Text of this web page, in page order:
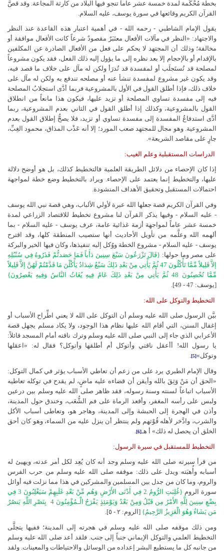
بخطة مُحْكَمة لمدة خمسة عشر عاماً تنجو فيها البلاد من كارثة المجاعة. وقد قصَّ
القرآن الكريم وقائعها في سورة يوسف، عليه السلام.
يقول الإمام الشاطبي - رحمه الله - في أهمية اعتبار هذه القاعدة عند النظر
والاجتهاد: «النظر في مآلات الأفعال معتَبَرٌ مقصودٌ شرعاً كانت الأفعال موافقة أو
مخالفة؛ وذلك أن المجتهد لا يحكم على فعل من الأفعال الصادرة عن المكلفين
بالإقدام أو بالإحجام إلا بعد نظره إلى ما يؤول إليه ذلك الفعل، فقد يكون مشروعاً
لمصلحة قد تُستَجلَب أو لمفسدة قد تُدرَأ ولكن له مآل على خلاف ما قصد فيه،
وقد يكون غير مشروع لمفسدة تنشأ عنه أو مصلحه تندفع به ولكن له مآل على
خلاف ذلك، فإذا أطلق القول في الأول بالمشروعية فربما أدَّى استجلابُ المصلحة
فيه إلى مفسدة تساوي المصلحة أو تزيد عليها، فيكون هذا مانعاً من انطلاق
القول بالمشروعية، وكذلك إذا أطلق القول في الثاني بعدم المشروعية، ربما
أدَّى استدفاعُ المفسدة إلى مفسدة تساوي أو تزيد، فلا يصحُّ إطلاق القول بعدم
المشروعية. وهو مجال للمجتهد صعب المورد؛ إلا أنه عَذْب المذاق، محمود الغِبِّ،
جارٍ على مقاصد الشريعة».
الدراسات المستقبلية وعلم الغيب:
إذا كان الإحصاء من دلائل الطريقة العلمية فالتخطيط كذلك، بل هو أوضح دلالة
عليها، والتخطيط إنما يعتمد على الإحصاء. ويراد بالتخطيط وضع خطة لمواجهة
احتمالات المستقبل وتحقيق الأهداف المنشودة.
وفي القرآن الكريم قصة جعلها الله عبرة لأولي الألباب، وهي قصة نبي الله يوسف
- عليه السلام - وفيها يذكر القرآن لنا مشروع تخطيط للاقتصاد الزراعي لمدة
خمسة عشر عاماً لمواجهة أزمة غذائية عامة، عرف يوسف - عليه السلام - بما
ألهمه الله وعلَّمه من تأويل الأحاديث أنها ستصيب المنطقة كلها، وقد اقترح
يوسف - عليه السلام - مشروع الخطة ووُكل إليه تنفيذها، وكان فيها الخير والبركة
على مصر وما حولها: {قَالَ تَزْرَعُونَ سَبْعَ سِنِينَ دَأَباً فَمَا حَصَدتُّمْ فَذَرُوهُ فِي سُنْبُلِهِ
إلاَّ قَلِيلاً مِّمَّا تَأْكُلُونَ 47 ثُمَّ يَأْتِي مِنْ بَعْدِ ذَلِكَ سَبْعٌ شِدَادٌ يَأْكُلْنَ مَا قَدَّمْتُمْ لَهُنَّ إلاَّ قَلِيلاً
مِّمَّا تُحْصِنُونَ 48 ثُمَّ يَأْتِي مِنْ بَعْدِ ذَلِكَ عَامٌ فِيهِ يُغَاثُ النَّاسُ وَفِيهِ يَعْصِرُونَ}
[يوسف: 47 - 49]
.
التخطيط والتوكل على الله:
بيَّن الرسول صلى الله عليه وسلم أن التوكل على الله لا يعني اطِّراح الأسباب أو
إغفال السنن، التي أقام الله عليها نظام هذا الوجود، ولا يكاد مسلم يجهل قصة
الأعرابي الذي جاء إلى النبي صلى الله عليه وسلم وترك ناقته أمام المسجد قائلاً:
يا رسول الله! أأعقل ناقتي وأتوكل أم أطلقها وأتوكل؟ فقال له: «اعقلها
وتوكل»[5]
.
وقال الإمام الطبري يرد على من زعم أن تعاطي الأسباب يؤثر في كمال التوكل:
«الحق أن مَنْ وَثِقَ بالله وأيقن أن قضاءه عليه ماضٍ، لم يقدح في توكله تعاطيه
الأسباب اتباعاً لسنته وسنة رسوله، فقد ظاهر صلى الله عليه وسلم بين درعين
ولبس على رأسه المغفر، وأقعد الرماة على فم الشُّعَب، وخندق حول المدينة،
وأذن في الهجرة إلى الحبشة وإلى المدينة، وهاجر هو، وتعاطى أسباب الأكل
والشرب، وادَّخر لأهله قُوْتهم ولم ينتظر أن ينزل عليه من السماء، وهو كان أحق
الخلق أن يحصل له ذلك» أ هـ[6]
.
التخطيط للمستقبل في سيرة الرسول:
من قرأ سيرته صلى الله عليه وسلم وجد أنه كان يُعِد لكل أمر عدته، ويهيئ له
أسبابه وأُهبَته ويدل على ذلك: موقفه صلى الله عليه وسلم من حرب الفرس
والروم، وما كان من جدل بين المسلمين والمشركين في هذا مما نزلت فيه أوائل
سورة الروم
{غُلِبَتِ الرُّومُ 2 فِي أَدْنَى الأَرْضِ وَهُم مِّنْ بَعْدِ غَلَبِهِمْ سَيَغْلِبُونَ 3 فِي
بِضْعِ سِنِينَ لِلَّهِ الأَمْرُ مِن قَبْلُ وَمِنْ بَعْدُ وَيَوْمَئِذٍ يَفْرَحُ الْـمُؤْمِنُونَ 4
بِنَصْرِ اللَّهِ يَنصُرُ
مَن يَشَاءُ وَهُوَ الْعَزِيزُ الرَّحِيمُ} [الروم: ٢ - ٥] .
ومن ذلك موقفه صلى الله عليه وسلم في هجرته إلى المدينة؛ ففيها يتجلَّى
التخطيط العلمي والتوكل الإيماني جنباً إلى جنب. فلقد أعد صلى الله عليه وسلم
من جانبه كل ما يستطيع البشر إعداده من الوسائل والاحتياطات والمعينات. ولقد